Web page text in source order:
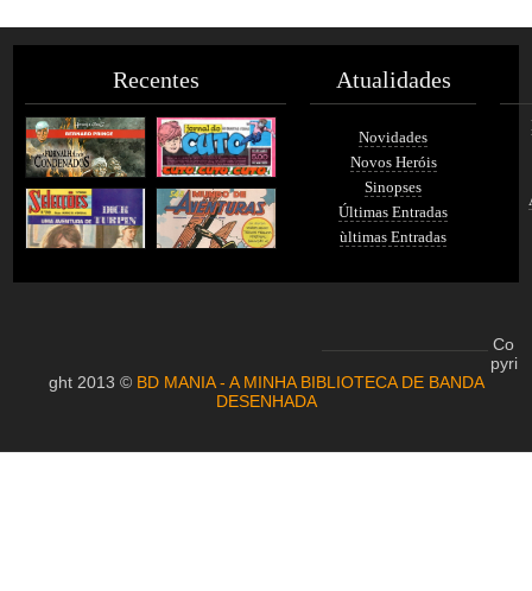
Recentes Atualidades
Novidades
Novos Heróis
Sinopses
Últimas Entradas
ùltimas Entradas
Co
pyri
ght 2013 © BD MANIA - A MINHA BIBLIOTECA DE BANDA
DESENHADA